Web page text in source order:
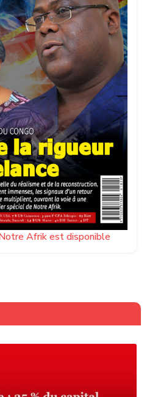
Afrik est disponible